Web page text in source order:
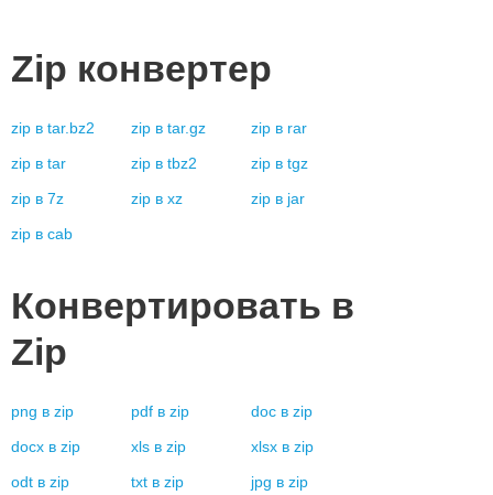
Zip конвертер
zip в tar.bz2 zip в tar.gz zip в rar
zip в tar zip в tbz2 zip в tgz
zip в 7z zip в xz zip в jar
zip в cab
Конвертировать в
Zip
png в zip pdf в zip doc в zip
docx в zip xls в zip xlsx в zip
odt в zip txt в zip jpg в zip